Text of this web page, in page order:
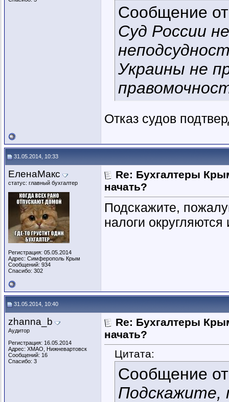
Сообщение
Суд России
Украины не
Отказ судов
31.05.2014, 10:33
ЕленаМакс
статус: главный бухгалтер
Регистрация: 05.05.2014
Адрес: Симферополь Крым
Сообщений: 934
Спасибо: 302
Re: Бухгалтеры
начать?
Подскажите,
налоги округляются
31.05.2014, 10:40
zhanna_b
Аудитор
Регистрация: 16.05.2014
Адрес: ХМАО, Нижневартовск
Сообщений: 16
Спасибо: 3
Re: Бухгалтеры
начать?
Цитата:
Сообщение
Подскажите,